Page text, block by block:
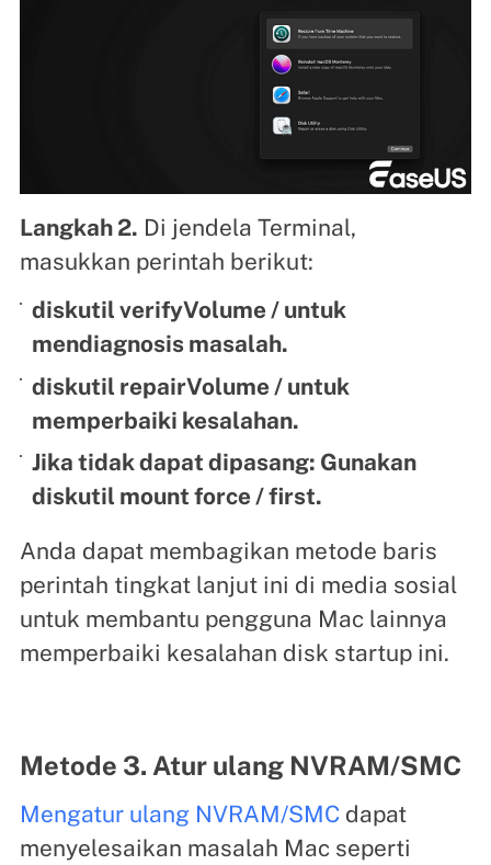
Langkah 2. Di jendela Terminal,
masukkan perintah berikut:
diskutil verifyVolume / untuk
mendiagnosis masalah.
diskutil repairVolume / untuk
memperbaiki kesalahan.
Jika tidak dapat dipasang: Gunakan
diskutil mount force / first.
Anda dapat membagikan metode baris
perintah tingkat lanjut ini di media sosial
untuk membantu pengguna Mac lainnya
memperbaiki kesalahan disk startup ini.
Metode 3. Atur ulang NVRAM/SMC
Mengatur ulang NVRAM/SMCdapat
menyelesaikan masalah Mac seperti